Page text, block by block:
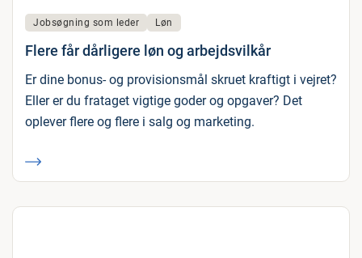
Jobsøgning som leder Løn
Flere får dårligere løn og arbejdsvilkår
Er dine bonus- og provisionsmål skruet kraftigt i vejret?
Eller er du frataget vigtige goder og opgaver? Det
oplever flere og flere i salg og marketing.